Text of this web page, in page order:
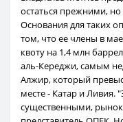
остаться прежними, но
Основания для таких
том, что ее члены в
квоту на 1,4 млн
аль-Кереджи, самым
Алжир, который
месте - Катар и Ливия.
существенными, рынок